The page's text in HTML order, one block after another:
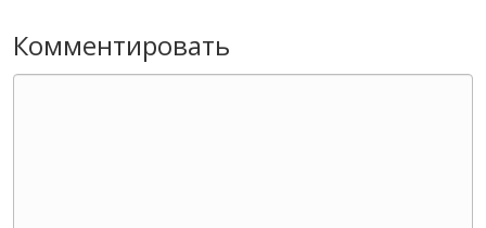
Комментировать